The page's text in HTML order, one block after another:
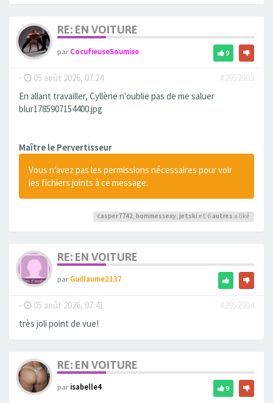
RE: EN VOITURE
parCocufieuseSoumise 9
- 05 août 2026, 07:24
#2952902
En allant travailler, Cyllène n'oublie pas de me saluer
blur1785907154400.jpg
Maître le Pervertisseur
Vous n’avez pas les permissions nécessaires pour voir
les fichiers joints à ce message.
casper7742, hommessexy, jetski et 6 autres a liké
RE: EN VOITURE
parGuillaume2137
- 05 août 2026, 07:41
#2952904
très joli point de vue!
RE: EN VOITURE
parisabelle4 9